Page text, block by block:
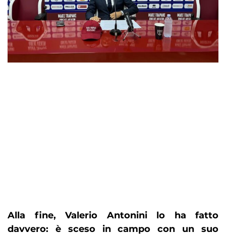
Alla fine, Valerio Antonini lo ha fatto
davvero: è sceso in campo con un suo